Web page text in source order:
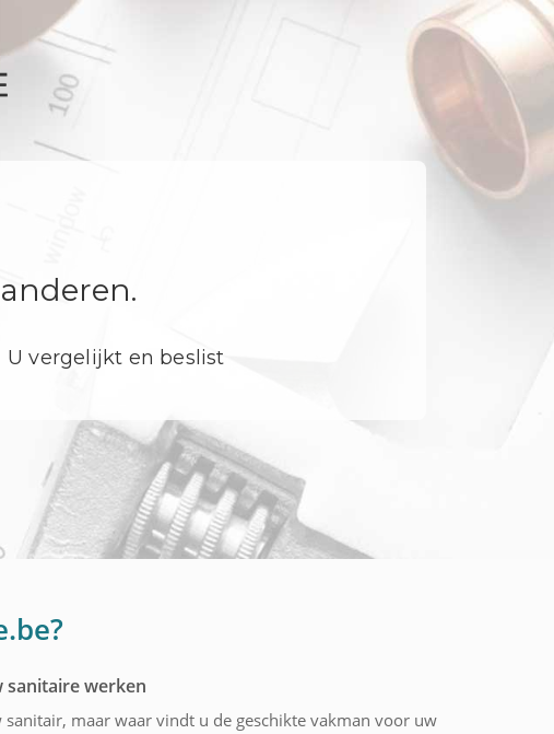
U vergelijkt en beslist
sanitaire werken
maar waar vindt u de geschikte vakman voor uw